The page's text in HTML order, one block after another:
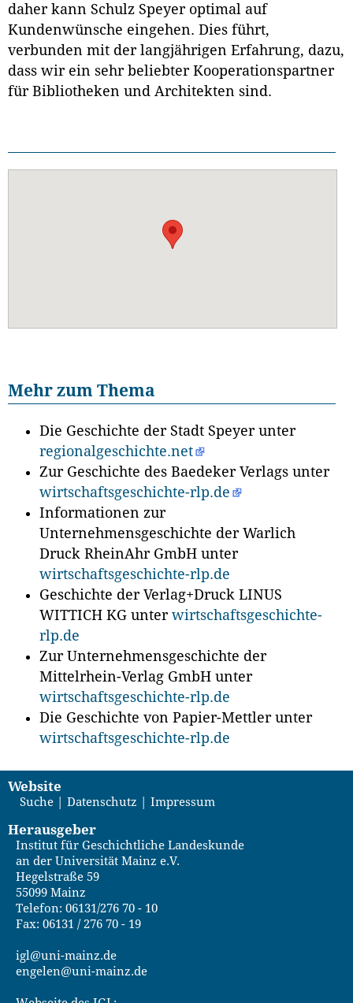
daher kann Schulz Speyer optimal auf
Kundenwünsche eingehen. Dies führt,
verbunden mit der langjährigen Erfahrung, dazu,
dass wir ein sehr beliebter Kooperationspartner
für Bibliotheken und Architekten sind.
Mehr zum Thema
Die Geschichte der Stadt Speyer unter
regionalgeschichte.net
Zur Geschichte des Baedeker Verlags unter
wirtschaftsgeschichte-rlp.de
Informationen zur
Unternehmensgeschichte der Warlich
Druck RheinAhr GmbH unter
wirtschaftsgeschichte-rlp.de
Geschichte der Verlag+Druck LINUS
WITTICH KG unter wirtschaftsgeschichte-
rlp.de
Zur Unternehmensgeschichte der
Mittelrhein-Verlag GmbH unter
wirtschaftsgeschichte-rlp.de
Die Geschichte von Papier-Mettler unter
wirtschaftsgeschichte-rlp.de
Website
Suche Datenschutz Impressum
Herausgeber
Institut für Geschichtliche Landeskunde
an der Universität Mainz e.V.
Hegelstraße 59
55099 Mainz
Telefon: 06131/276 70 - 10
Fax: 06131 / 276 70 - 19
igl@uni-mainz.de
engelen@uni-mainz.de